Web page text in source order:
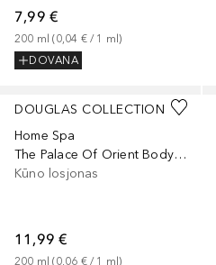
7,99 €
200 ml (0,04 € / 1 ml)
DOVANA
DOUGLAS COLLECTION
Home Spa
The Palace Of Orient Body Lotion
Kūno losjonas
11,99 €
200 ml (0,06 € / 1 ml)